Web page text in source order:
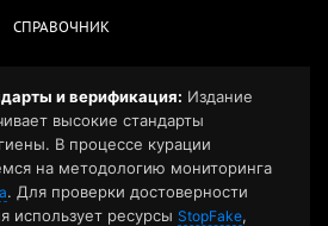
СПРАВОЧНИК
и верификация: Издание
высокие стандарты
В процессе курации
на методологию мониторинга
. Для проверки достоверности
использует ресурсы StopFake,